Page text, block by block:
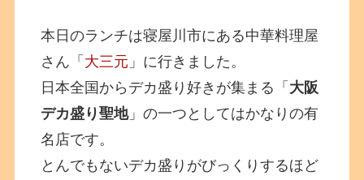
本日のランチは寝屋川市にある中華料理屋
さん「 大三元 」に行きました。
日本全国からデカ盛り好きが集まる「 大阪
デカ盛り聖地」の一つとしてはかなりの有
名店です。
とんでもないデカ盛りがびっくりするほど